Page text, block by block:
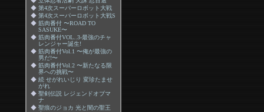
◆ 第4次スーパーロボット大戦
◆ 第4次スーパーロボット大戦S
◆ 筋肉番付 〜ROAD TO
SASUKE〜
◆ 筋肉番付VOL..3-最強のチャ
レンジャー誕生!
◆ 筋肉番付Vol.1 〜俺が最強の
男だ!〜
◆ 筋肉番付Vol.2 〜新たなる限
界への挑戦〜
◆ 続 せがれいじり 変珍たませ
がれ
◆ 聖剣伝説 レジェンドオブマ
ナ
◆ 聖痕のジョカ 光と闇の聖王